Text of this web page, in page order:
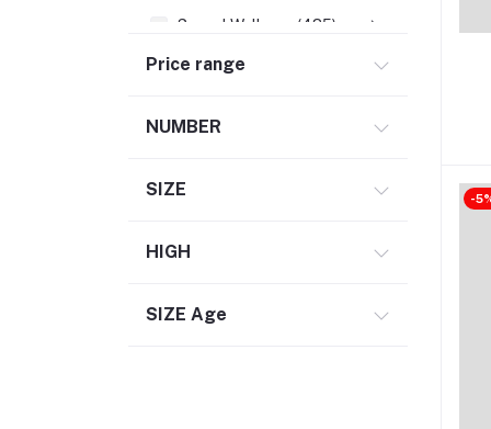
Sexual Wellness (485)
Sports & Outdoors (5)
Gardening & Seeds (1)
Price range
NUMBER
SIZE
HIGH
SIZE Age
-